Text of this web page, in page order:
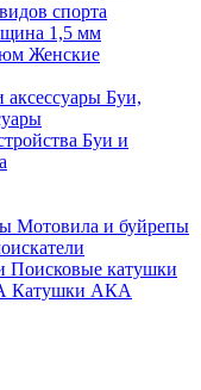
спорта
1,5 мм
Женские
Буи,
Буи и
Мотовила и буйрепы
Поисковые катушки
Катушки АКА